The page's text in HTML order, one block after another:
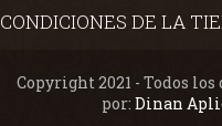
CONDICIONES DE LA
Copyright 2021 - Todos
por: Dinan